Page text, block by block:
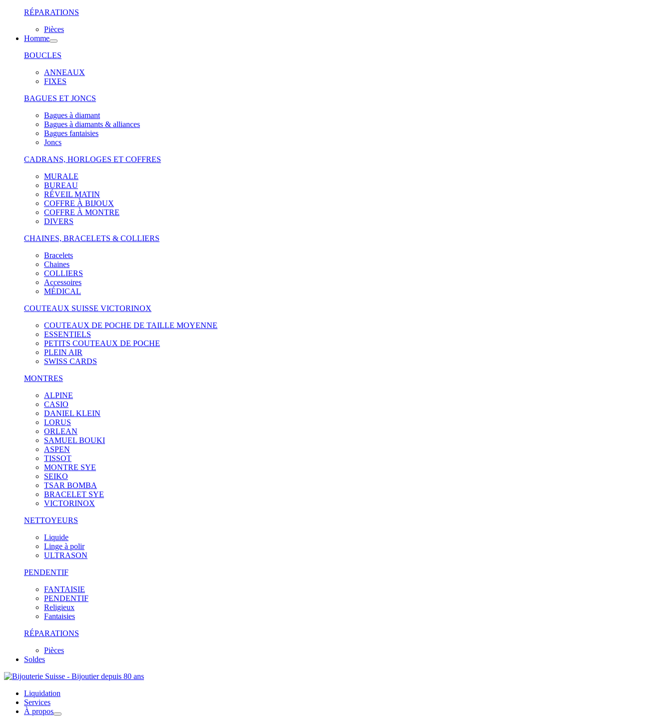
RÉPARATIONS
Pièces
Homme
BOUCLES
ANNEAUX
FIXES
BAGUES ET JONCS
Bagues à diamant
Bagues à diamants & alliances
Bagues fantaisies
Joncs
CADRANS, HORLOGES ET COFFRES
MURALE
BUREAU
RÉVEIL MATIN
COFFRE À BIJOUX
COFFRE À MONTRE
DIVERS
CHAINES, BRACELETS & COLLIERS
Bracelets
Chaines
COLLIERS
Accessoires
MÉDICAL
COUTEAUX SUISSE VICTORINOX
COUTEAUX DE POCHE DE TAILLE MOYENNE
ESSENTIELS
PETITS COUTEAUX DE POCHE
PLEIN AIR
SWISS CARDS
MONTRES
ALPINE
CASIO
DANIEL KLEIN
LORUS
ORLEAN
SAMUEL BOUKI
ASPEN
TISSOT
MONTRE SYE
SEIKO
TSAR BOMBA
BRACELET SYE
VICTORINOX
NETTOYEURS
Liquide
Linge à polir
ULTRASON
PENDENTIF
FANTAISIE
PENDENTIF
Religieux
Fantaisies
RÉPARATIONS
Pièces
Soldes
Liquidation
Services
À propos